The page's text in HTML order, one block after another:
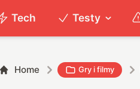
Tech Testy
Home Gry i filmy